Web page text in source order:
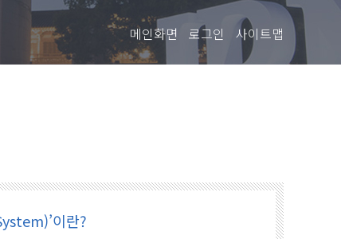
메인화면 로그인 사이트맵
이란?